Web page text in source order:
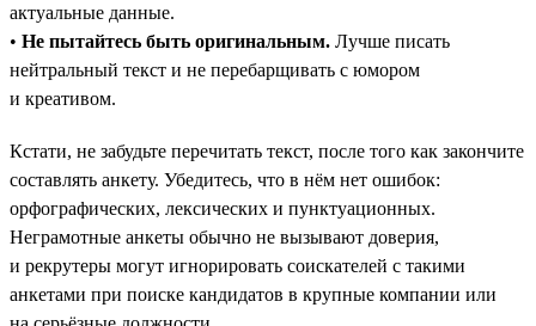
актуальные данные.
• Не пытайтесь быть оригинальным. Лучше писать
нейтральный текст и не перебарщивать с юмором
и креативом.
Кстати, не забудьте перечитать текст, после того как закончите
составлять анкету. Убедитесь, что в нём нет ошибок:
орфографических, лексических и пунктуационных.
Неграмотные анкеты обычно не вызывают доверия,
и рекрутеры могут игнорировать соискателей с такими
анкетами при поиске кандидатов в крупные компании или